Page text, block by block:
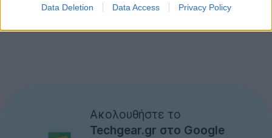
Data Deletion Data Access Privacy Policy
Ακολουθήστε το
Techgear.gr στο Google